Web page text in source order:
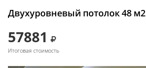
Двухуровневый потолок 48 м2
57881
Итоговая стоимость